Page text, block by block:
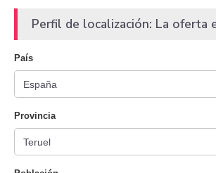
Perfil de localización: La oferta
País
Provincia